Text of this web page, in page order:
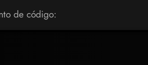
de código: